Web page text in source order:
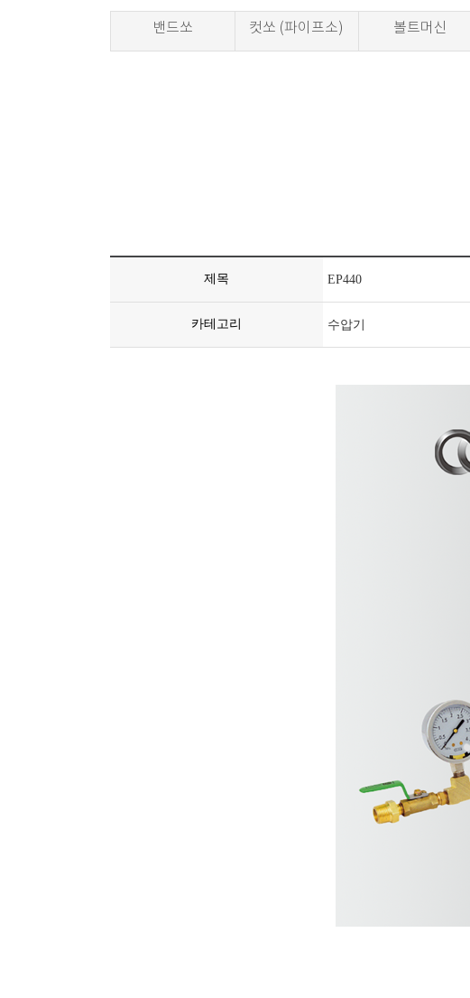
밴드쏘 컷쏘 (파이프소) 볼트머신
제목 EP440
카테고리 수압기